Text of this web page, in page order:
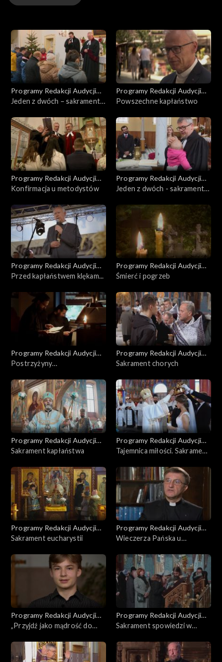
Szma Israel
Z historii prawosławia w Polsce
Sakramenty
Programy Redakcji Audycji
Ekumenicznych
Jeden z dwóch – sakrament
Programy Redakcji Audycji
Ekumenicznych
Powszechne kapłaństwo
Programy Redakcji Audycji
Ekumenicznych
Konfirmacja u metodystów
Programy Redakcji Audycji
Ekumenicznych
Jeden z dwóch - sakrament
Programy Redakcji Audycji
Ekumenicznych
Przed kapłaństwem klękam...
Programy Redakcji Audycji
Ekumenicznych
Śmierć i pogrzeb
Programy Redakcji Audycji
Ekumenicznych
Postrzyżyny
Programy Redakcji Audycji
Ekumenicznych
Sakrament chorych
Programy Redakcji Audycji
Ekumenicznych
Sakrament kapłaństwa
Programy Redakcji Audycji
Ekumenicznych
Tajemnica miłości. Sakrament
Programy Redakcji Audycji
Ekumenicznych
Sakrament eucharystii
Programy Redakcji Audycji
Ekumenicznych
Wieczerza Pańska u
Programy Redakcji Audycji
Ekumenicznych
„Przyjdź jako mądrość do
Programy Redakcji Audycji
Ekumenicznych
Sakrament spowiedzi w